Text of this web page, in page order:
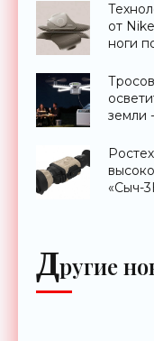
от
ноги
земли
«Сыч-
Другие